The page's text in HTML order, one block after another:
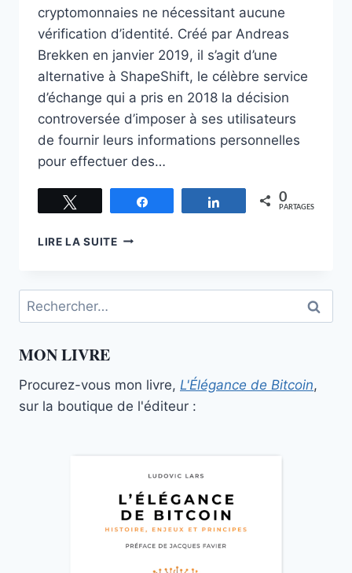
cryptomonnaies ne nécessitant aucune
vérification d’identité. Créé par Andreas
Brekken en janvier 2019, il s’agit d’une
alternative à ShapeShift, le célèbre service
d’échange qui a pris en 2018 la décision
controversée d’imposer à ses utilisateurs
de fournir leurs informations personnelles
pour effectuer des…
Partagez 0
PARTAGES
LIRE LA SUITESIDESHIFT,
CRYPTOMONNAIES
Rechercher :
MON LIVRE
Procurez-vous mon livre, L'Élégance de Bitcoin,
sur la boutique de l'éditeur :